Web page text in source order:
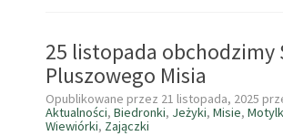
NA
LATA
2025-
2026”
25 listopada obchodzimy
Pluszowego Misia
Opublikowane przez 21 listopada, 2025
Aktualności, Biedronki, Jeżyki, Misie,
Wiewiórki, Zajączki